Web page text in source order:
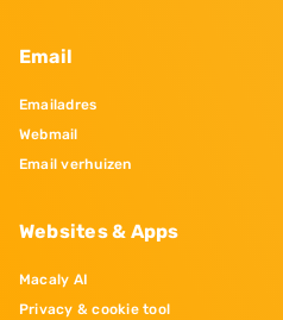
Email
Emailadres
Webmail
Email verhuizen
Websites & Apps
Macaly AI
Privacy & cookie tool